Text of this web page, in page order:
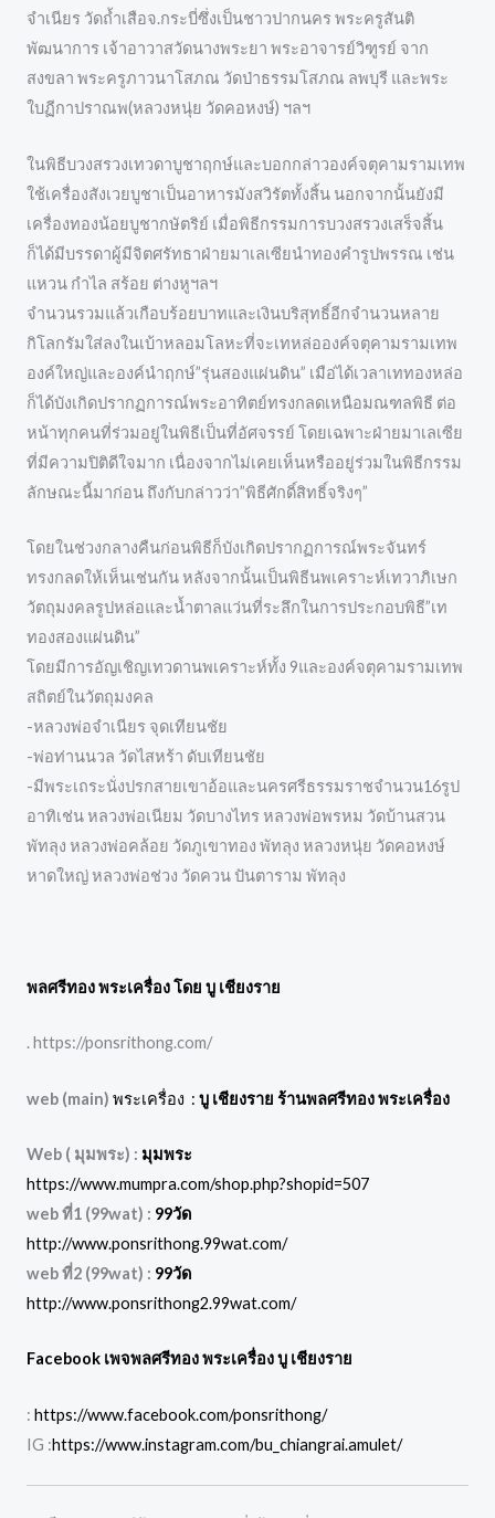
จำเนียร วัดถ้ำเสือจ.กระบี่ซึ่งเป็นชาวปากนคร พระครูสันติ
พัฒนาการ เจ้าอาวาสวัดนางพระยา พระอาจารย์วิฑูรย์ จาก
สงขลา พระครูภาวนาโสภณ วัดป่าธรรมโสภณ ลพบุรี และพระ
ใบฏีกาปราณพ(หลวงหนุ่ย วัดคอหงษ์) ฯลฯ
ในพิธีบวงสรวงเทวดาบูชาฤกษ์และบอกกล่าวองค์จตุคามรามเทพ
ใช้เครื่องสังเวยบูชาเป็นอาหารมังสวิรัตทั้งสิ้น นอกจากนั้นยังมี
เครื่องทองน้อยบูชากษัตริย์ เมื่อพิธีกรรมการบวงสรวงเสร็จสิ้น
ก็ได้มีบรรดาผู้มีจิตศรัทธาฝ่ายมาเลเซียนำทองคำรูปพรรณ เช่น
แหวน กำไล สร้อย ต่างหูฯลฯ
จำนวนรวมแล้วเกือบร้อยบาทและเงินบริสุทธิ์อีกจำนวนหลาย
กิโลกรัมใส่ลงในเบ้าหลอมโลหะที่จะเทหล่อองค์จตุคามรามเทพ
องค์ใหญ่และองค์นำฤกษ์”รุ่นสองแผ่นดิน” เมือ่ได้เวลาเททองหล่อ
ก็ได้บังเกิดปรากฏการณ์พระอาทิตย์ทรงกลดเหนือมณฑลพิธี ต่อ
หน้าทุกคนที่ร่วมอยู่ในพิธีเป็นที่อัศจรรย์ โดยเฉพาะฝ่ายมาเลเซีย
ที่มีความปิติดีใจมาก เนื่องจากไม่เคยเห็นหรืออยู่ร่วมในพิธีกรรม
ลักษณะนี้มาก่อน ถึงกับกล่าวว่า”พิธีศักดิ์สิทธิ์จริงๆ”
โดยในช่วงกลางคืนก่อนพิธีก็บังเกิดปรากฏการณ์พระจันทร์
ทรงกลดให้เห็นเช่นกัน หลังจากนั้นเป็นพิธีนพเคราะห์เทวาภิเษก
วัตถุมงคลรูปหล่อและน้ำตาลแว่นที่ระลึกในการประกอบพิธี”เท
ทองสองแผ่นดิน”
โดยมีการอัญเชิญเทวดานพเคราะห์ทั้ง 9และองค์จตุคามรามเทพ
สถิตย์ในวัตถุมงคล
-หลวงพ่อจำเนียร จุดเทียนชัย
-พ่อท่านนวล วัดไสหร้า ดับเทียนชัย
-มีพระเถระนั่งปรกสายเขาอ้อและนครศรีธรรมราชจำนวน16รูป
อาทิเช่น หลวงพ่อเนียม วัดบางไทร หลวงพ่อพรหม วัดบ้านสวน
พัทลุง หลวงพ่อคล้อย วัดภูเขาทอง พัทลุง หลวงหนุ่ย วัดคอหงษ์
หาดใหญ่ หลวงพ่อช่วง วัดควน ปันตาราม พัทลุง
พลศรีทอง พระเครื่อง โดย บู เชียงราย
. https://ponsrithong.com/
web (main) พระเครื่อง : บู เชียงราย ร้านพลศรีทอง พระเครื่อง
Web ( มุมพระ) : มุมพระ
https://www.mumpra.com/shop.php?shopid=507
web ที่1 (99wat) : 99วัด
http://www.ponsrithong.99wat.com/
web ที่2 (99wat) : 99วัด
http://www.ponsrithong2.99wat.com/
Facebook เพจพลศรีทอง พระเครื่อง บู เชียงราย
: https://www.facebook.com/ponsrithong/
IG :https://www.instagram.com/bu_chiangrai.amulet/